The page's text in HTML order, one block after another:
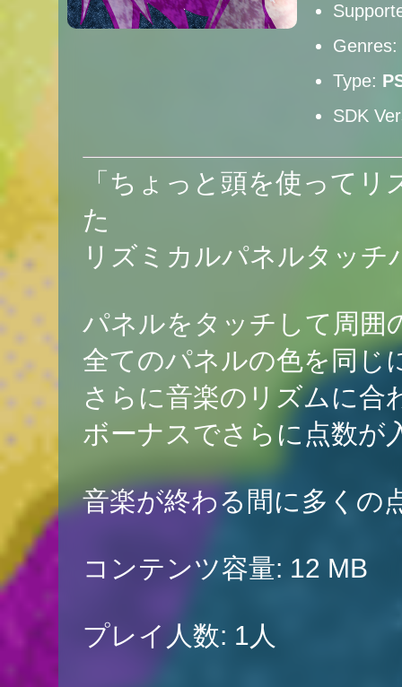
Genres:
Type:
SDK
「ちょっと頭を使って
た
リズミカルパネルタッチ
パネルをタッチして周囲
全てのパネルの色を同じ
さらに音楽のリズムに合
ボーナスでさらに点数が
音楽が終わる間に多くの
コンテンツ容量: 12 MB
プレイ人数: 1人